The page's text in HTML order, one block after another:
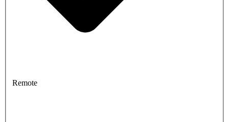
Remote